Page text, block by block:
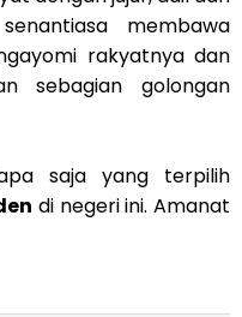
membawa
rakyatnya dan
sebagian golongan
saja yang terpilih
di negeri ini. Amanat